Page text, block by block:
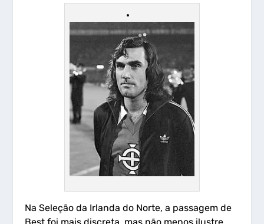
Na Seleção da Irlanda do Norte, a passagem de